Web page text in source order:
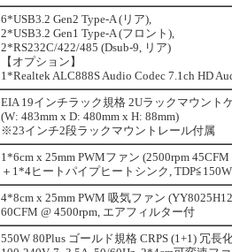
6*USB3.2 Gen2 Type-A (リア),
2*USB3.2 Gen1 Type-A (フロント),
2*RS232C/422/485 (Dsub-9, リア)
【オプション】
1*Realtek ALC888S Audio Codec 7.1ch HD
EIA 19インチラック規格 2Uラックマウント
(W: 483mm x D: 480mm x H: 88mm)
※23インチ2段ラックマウントレール付属
1*6cm x 25mm PWMファン (2500rpm
＋1*4ヒートパイプヒートシンク, TDP≦150W
4*8cm x 25mm PWM 吸気ファン
60CFM @ 4500rpm, エアフィルター付
550W 80Plus ゴールド規格 CRPS (1+1) 冗長